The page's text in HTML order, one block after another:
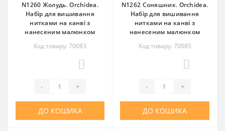
N1260 Жолудь. Orchidea.
Набір для вишивання
нитками на канві з
нанесеним малюнком
Код товару: 70083
- +
ДО КОШИКА
N1262 Соняшник. Orchidea.
Набір для вишивання
нитками на канві з
нанесеним малюнком
Код товару: 70085
- +
ДО КОШИКА